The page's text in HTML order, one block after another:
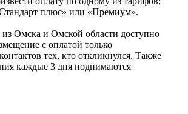
плюс» или «Премиум».
Омска и Омской области доступно
с оплатой только
тех, кто откликнулся. Также
каждые 3 дня поднимаются